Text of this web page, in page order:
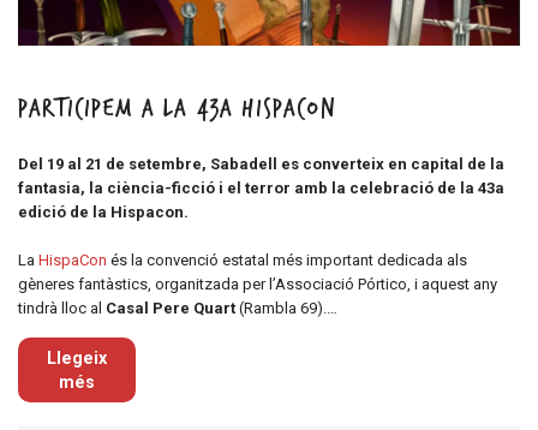
Participem a la 43a Hispacon
Del 19 al 21 de setembre, Sabadell es converteix en capital de la
fantasia, la ciència-ficció i el terror amb la celebració de la 43a
edició de la Hispacon.
La HispaCon és la convenció estatal més important dedicada als
gèneres fantàstics, organitzada per l’Associació Pórtico, i aquest any
tindrà lloc al Casal Pere Quart (Rambla 69).…
Llegeix
més